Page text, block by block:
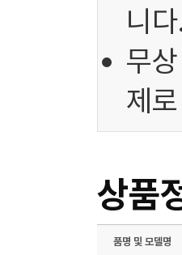
니
무
제
상품
품명 및 모델명